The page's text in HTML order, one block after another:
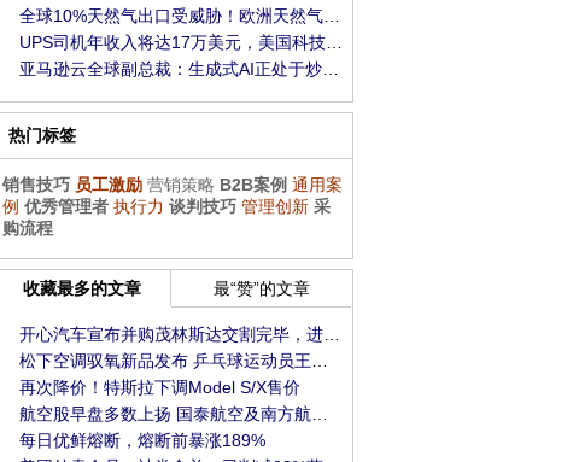
热门标签
销售技巧 员工激励 营销策略 B2B案例 通用案
例 优秀管理者 执行力 谈判技巧 管理创新 采
购流程
收藏最多的文章 最“赞”的文章
再次降价！特斯拉下调Model S/X售价
每日优鲜熔断，熔断前暴涨189%